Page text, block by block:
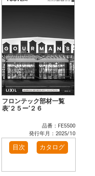
フロンテック部材一覧
表’２５ー’２６
品番：FE5500
発行年月：2025/10
目次 カタログ